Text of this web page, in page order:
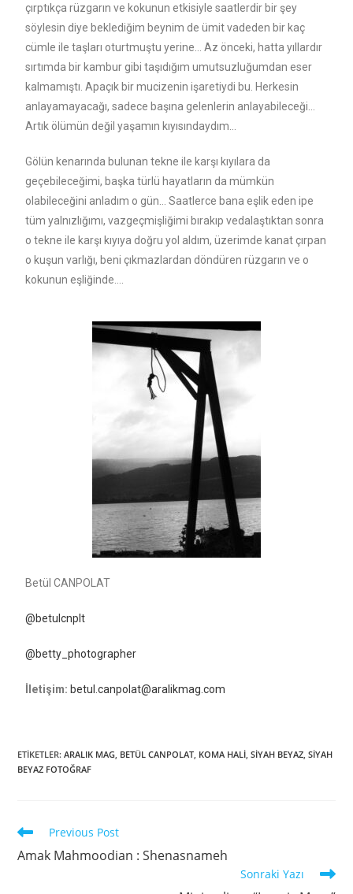
çırptıkça rüzgarın ve kokunun etkisiyle saatlerdir bir şey
söylesin diye beklediğim beynim de ümit vadeden bir kaç
cümle ile taşları oturtmuştu yerine… Az önceki, hatta yıllardır
sırtımda bir kambur gibi taşıdığım umutsuzluğumdan eser
kalmamıştı. Apaçık bir mucizenin işaretiydi bu. Herkesin
anlayamayacağı, sadece başına gelenlerin anlayabileceği…
Artık ölümün değil yaşamın kıyısındaydım…
Gölün kenarında bulunan tekne ile karşı kıyılara da
geçebileceğimi, başka türlü hayatların da mümkün
olabileceğini anladım o gün… Saatlerce bana eşlik eden ipe
tüm yalnızlığımı, vazgeçmişliğimi bırakıp vedalaştıktan sonra
o tekne ile karşı kıyıya doğru yol aldım, üzerimde kanat çırpan
o kuşun varlığı, beni çıkmazlardan döndüren rüzgarın ve o
kokunun eşliğinde….
Betül CANPOLAT
@betulcnplt
@betty_photographer
İletişim: betul.canpolat@aralikmag.com
ETIKETLER:ARALIK MAG, BETÜL CANPOLAT, KOMA HALİ, SİYAH BEYAZ, SİYAH
BEYAZ FOTOĞRAF
Previous Post
Amak Mahmoodian : Shenasnameh
Sonraki Yazı